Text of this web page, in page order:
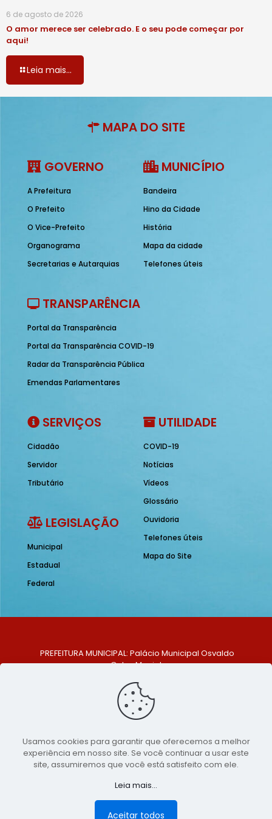
6 de agosto de 2026
O amor merece ser celebrado. E o seu pode começar por
aqui!
Leia mais...
MAPA DO SITE
GOVERNO
A Prefeitura
O Prefeito
O Vice-Prefeito
Organograma
Secretarias e Autarquias
MUNICÍPIO
Bandeira
Hino da Cidade
História
Mapa da cidade
Telefones úteis
TRANSPARÊNCIA
Portal da Transparência
Portal da Transparência COVID-19
Radar da Transparência Pública
Emendas Parlamentares
SERVIÇOS
Cidadão
Servidor
Tributário
LEGISLAÇÃO
Municipal
Estadual
Federal
UTILIDADE
COVID-19
Notícias
Vídeos
Glossário
Ouvidoria
Telefones úteis
Mapa do Site
PREFEITURA MUNICIPAL: Palácio Municipal Osvaldo
Celso Maciel
Centro, São Bento do Una - PE. CEP: 553370-128
TELEFONE: (81) 99548-1569
E-MAIL: ouvidoria@saobentodouna.pe.gov.br
Copyright 2021-2026 - Assessoria de Comunicação da
Prefeitura de São Bento do Una - PE
publicidadeLumusWeb - Agência Digital
Usamos cookies para garantir que oferecemos a melhor
experiência em nosso site. Se você continuar a usar este
site, assumiremos que você está satisfeito com ele.
Leia mais...
Aceitar todos